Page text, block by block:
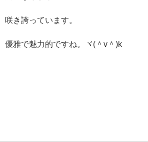
き誇っています。
優雅で魅力的ですね。ヾ(＾v＾)k